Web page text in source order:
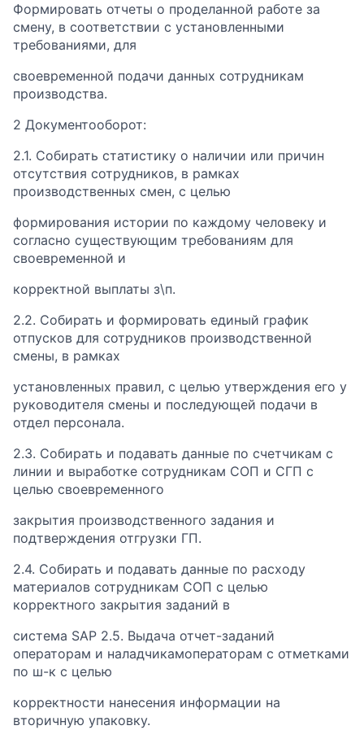
Формировать отчеты о проделанной работе за
смену, в соответствии с установленными
требованиями, для
своевременной подачи данных сотрудникам
производства.
2 Документооборот:
2.1. Собирать статистику о наличии или причин
отсутствия сотрудников, в рамках
производственных смен, с целью
формирования истории по каждому человеку и
согласно существующим требованиям для
своевременной и
корректной выплаты з\п.
2.2. Собирать и формировать единый график
отпусков для сотрудников производственной
смены, в рамках
установленных правил, с целью утверждения его у
руководителя смены и последующей подачи в
отдел персонала.
2.3. Собирать и подавать данные по счетчикам с
линии и выработке сотрудникам СОП и СГП с
целью своевременного
закрытия производственного задания и
подтверждения отгрузки ГП.
2.4. Собирать и подавать данные по расходу
материалов сотрудникам СОП с целью
корректного закрытия заданий в
система SAP 2.5. Выдача отчет-заданий
операторам и наладчикамоператорам с отметками
по ш-к с целью
корректности нанесения информации на
вторичную упаковку.